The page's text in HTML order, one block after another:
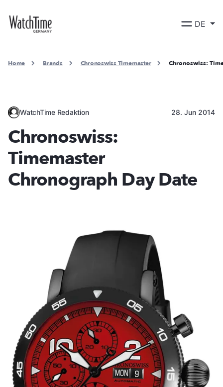
DE
Home Brands Chronoswiss Timemaster Chronoswiss:
WatchTime Redaktion 28. Jun 2014
Chronoswiss:
Timemaster
Chronograph Day Date